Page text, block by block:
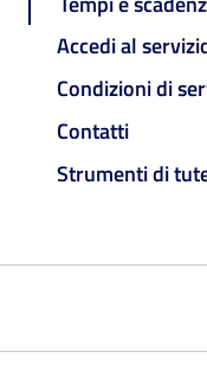
Accedi al
Condizioni di
Contatti
Strumenti di